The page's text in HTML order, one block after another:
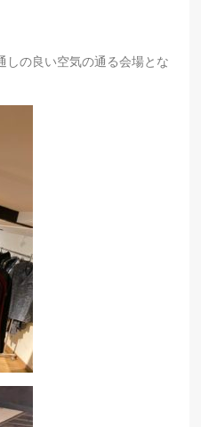
しの良い空気の通る会場とな